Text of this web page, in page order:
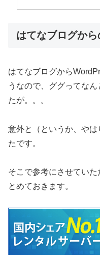
はてなブログから
はてなブログから
うなので、ググってな
たが。。。
意外と（というか、や
たです。
そこで参考にさせてい
とめておきます。